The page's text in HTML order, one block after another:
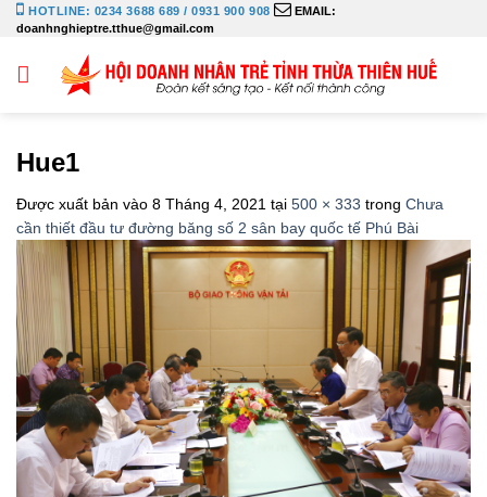
Bỏ
qua
dung
HOTLINE: 0234 3688 689 / 0931 900 908
EMAIL:
doanhnghieptre.tthue@gmail.com
Hue1
Được xuất bản vào 8 Tháng 4, 2021 tại 500 × 333 trong Chưa
cần thiết đầu tư đường băng số 2 sân bay quốc tế Phú Bài